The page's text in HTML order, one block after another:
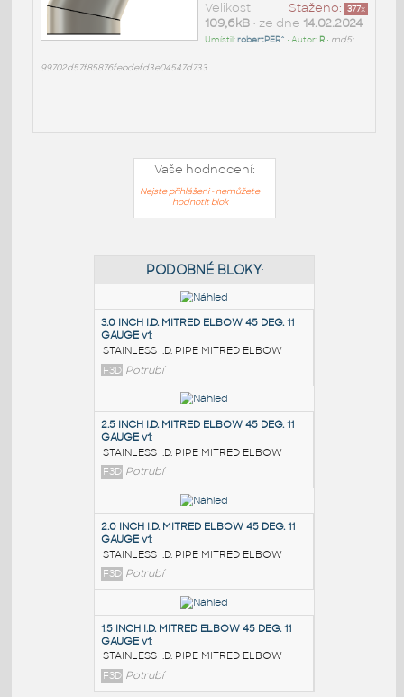
Staženo: 377x
Velikost
109,6kB• ze dne 14.02.2024
Umístil:robertPER^ • Autor: R• md5:
99702d57f85876febdefd3e04547d733
Vaše hodnocení:
Nejste přihlášeni - nemůžete
hodnotit blok
PODOBNÉ BLOKY:
3.0 INCH I.D. MITRED ELBOW 45 DEG. 11
GAUGE v1:
STAINLESS I.D. PIPE MITRED ELBOW
F3D Potrubí
2.5 INCH I.D. MITRED ELBOW 45 DEG. 11
STAINLESS I.D. PIPE MITRED ELBOW
F3D Potrubí